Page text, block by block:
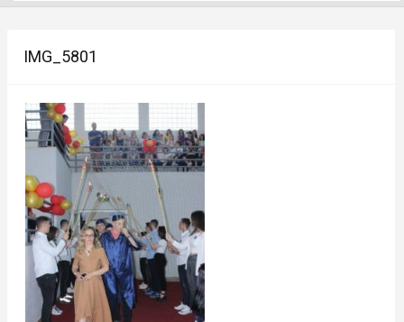
IMG_5801